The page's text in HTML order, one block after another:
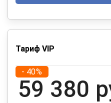
Тариф VIP
- 40%
59 380